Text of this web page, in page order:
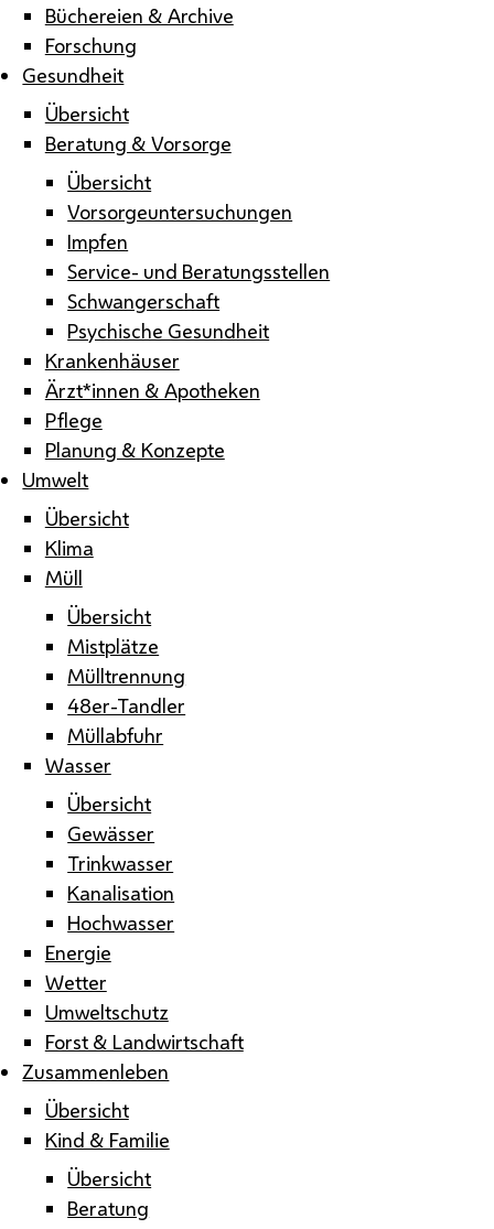
Büchereien & Archive
Forschung
Gesundheit
Übersicht
Beratung & Vorsorge
Übersicht
Vorsorgeuntersuchungen
Impfen
Service- und Beratungsstellen
Schwangerschaft
Psychische Gesundheit
Krankenhäuser
Ärzt*innen & Apotheken
Pflege
Planung & Konzepte
Umwelt
Übersicht
Klima
Müll
Übersicht
Mistplätze
Mülltrennung
48er-Tandler
Müllabfuhr
Wasser
Übersicht
Gewässer
Trinkwasser
Kanalisation
Hochwasser
Energie
Wetter
Umweltschutz
Forst & Landwirtschaft
Zusammenleben
Übersicht
Kind & Familie
Übersicht
Beratung